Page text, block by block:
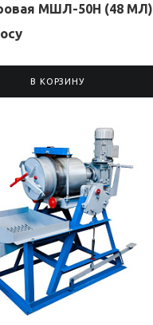
МШЛ-50Н (48 МЛ)
осу
В КОРЗИНУ